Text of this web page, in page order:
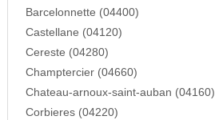
Barcelonnette (04400)
Castellane (04120)
Cereste (04280)
Champtercier (04660)
Chateau-arnoux-saint-auban (04160)
Corbieres (04220)